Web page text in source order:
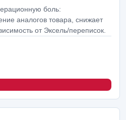
боль:
аналогов товара, снижает
от Эксель/переписок.